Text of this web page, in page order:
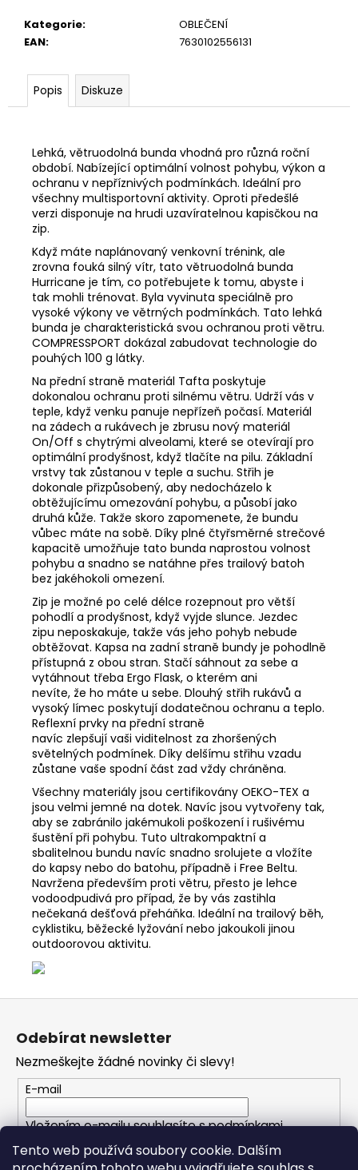
Tento web používá soubory cookie. Dalším
Kategorie:
OBLEČENÍ
EAN: 7630102556131
Popis Diskuze
Lehká, větruodolná bunda vhodná pro různá roční
období. Nabízející optimální volnost pohybu, výkon a
ochranu v nepříznivých podmínkách. Ideální pro
všechny multisportovní aktivity. Oproti předešlé
verzi disponuje na hrudi uzavíratelnou kapisčkou na
zip.
Když máte naplánovaný venkovní trénink, ale
zrovna fouká silný vítr, tato větruodolná bunda
Hurricane je tím, co potřebujete k tomu, abyste i
tak mohli trénovat. Byla vyvinuta speciálně pro
vysoké výkony ve větrných podmínkách. Tato lehká
bunda je charakteristická svou ochranou proti větru.
COMPRESSPORT dokázal zabudovat technologie do
pouhých 100 g látky.
Na přední straně materiál Tafta poskytuje
dokonalou ochranu proti silnému větru. Udrží vás v
teple, když venku panuje nepřízeň počasí. Materiál
na zádech a rukávech je zbrusu nový materiál
On/Off s chytrými alveolami, které se otevírají pro
optimální prodyšnost, když tlačíte na pilu. Základní
vrstvy tak zůstanou v teple a suchu. Střih je
dokonale přizpůsobený, aby nedocházelo k
obtěžujícímu omezování pohybu, a působí jako
druhá kůže. Takže skoro zapomenete, že bundu
vůbec máte na sobě. Díky plné čtyřsměrné strečové
kapacitě umožňuje tato bunda naprostou volnost
pohybu a snadno se natáhne přes trailový batoh
bez jakéhokoli omezení.
Zip je možné po celé délce rozepnout pro větší
pohodlí a prodyšnost, když vyjde slunce. Jezdec
zipu neposkakuje, takže vás jeho pohyb nebude
obtěžovat. Kapsa na zadní straně bundy je pohodlně
přístupná z obou stran. Stačí sáhnout za sebe a
vytáhnout třeba Ergo Flask, o kterém ani
nevíte, že ho máte u sebe. Dlouhý střih rukávů a
vysoký límec poskytují dodatečnou ochranu a teplo.
Reflexní prvky na přední straně
navíc zlepšují vaši viditelnost za zhoršených
světelných podmínek. Díky delšímu střihu vzadu
zůstane vaše spodní část zad vždy chráněna.
Všechny materiály jsou certifikovány OEKO-TEX a
jsou velmi jemné na dotek. Navíc jsou vytvořeny tak,
aby se zabránilo jakémukoli poškození i rušivému
šustění při pohybu. Tuto ultrakompaktní a
sbalitelnou bundu navíc snadno srolujete a vložíte
do kapsy nebo do batohu, případně i Free Beltu.
Navržena především proti větru, přesto je lehce
vodoodpudivá pro případ, že by vás zastihla
nečekaná dešťová přeháňka. Ideální na trailový běh,
cyklistiku, běžecké lyžování nebo jakoukoli jinou
outdoorovou aktivitu.
Z
Odebírat newsletter
Nezmeškejte žádné novinky či slevy!
E-mail
Vložením e-mailu souhlasíte spodmínkami
ochrany osobních údajů